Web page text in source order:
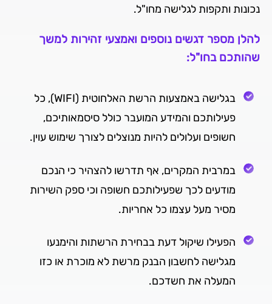
נכונות ותקפות לגלישה מחו"ל.
להלן מספר דגשים נוספים ואמצעי זהירות למשך
שהותכם בחו"ל:
בגלישה באמצעות הרשת האלחוטית (WIFI), כל
פעילותכם והמידע המועבר כולל סיסמאותיכם,
חשופים ועלולים להיות מנוצלים לצורך שימוש עוין.
במרבית המקרים, אף תדרשו להצהיר כי הנכם
מודעים לכך שפעילותכם חשופה וכי ספק השירות
מסיר מעל עצמו כל אחריות.
הפעילו שיקול דעת בבחירת הרשתות והימנעו
מגלישה לחשבון הבנק מרשת לא מוכרת או כזו
המעלה את חשדכם.